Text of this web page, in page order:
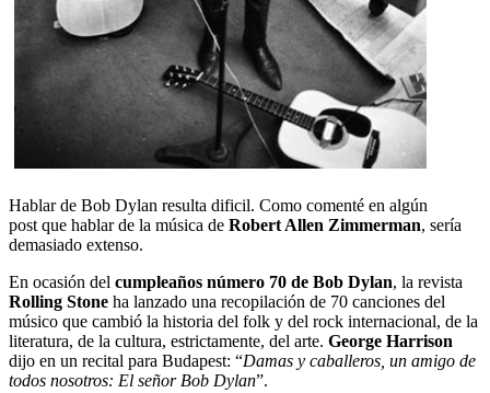
Hablar de Bob Dylan resulta dificil. Como comenté en algún
post que hablar de la música de Robert Allen Zimmerman, sería
demasiado extenso.
En ocasión del cumpleaños número 70 de Bob Dylan, la revista
Rolling Stone ha lanzado una recopilación de 70 canciones del
músico que cambió la historia del folk y del rock internacional, de la
literatura, de la cultura, estrictamente, del arte. George Harrison
dijo en un recital para Budapest: “Damas y caballeros, un amigo de
todos nosotros: El señor Bob Dylan”.